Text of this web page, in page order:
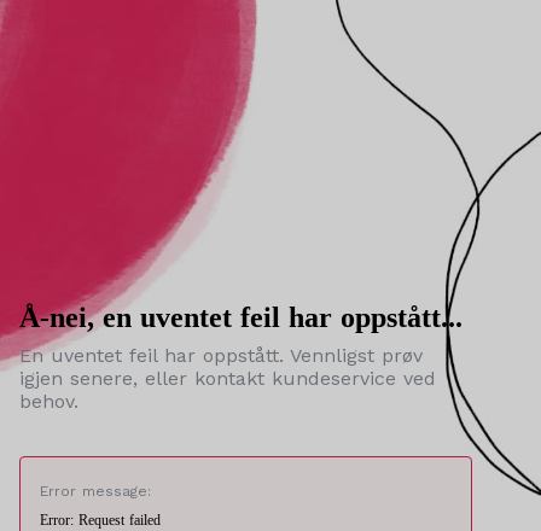
Å-nei, en uventet feil har oppstått...
En uventet feil har oppstått. Vennligst prøv
igjen senere, eller kontakt kundeservice ved
behov.
Error message:
Error: Request failed